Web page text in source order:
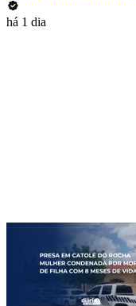
há 1 dia